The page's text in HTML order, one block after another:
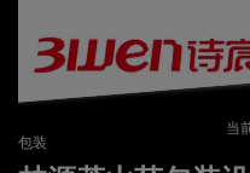
当
包装